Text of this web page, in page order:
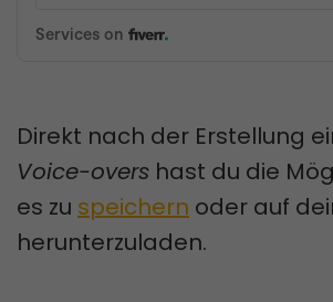
Direkt nach der Erstellung
Voice-overs hast du die
es zu speichern oder auf
herunterzuladen.